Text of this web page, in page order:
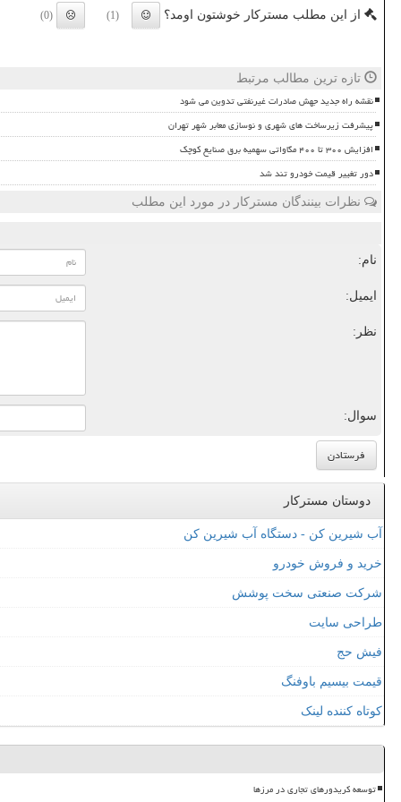
از این مطلب مسترکار خوشتون اومد؟ (1)
(0)
تازه ترین مطالب مرتبط
نقشه راه جدید جهش صادرات غیرنفتی تدوین می شود
پیشرفت زیرساخت های شهری و نوسازی معابر شهر تهران
افزایش ۳۰۰ تا ۴۰۰ مگاواتی سهمیه برق صنایع کوچک
دور تغییر قیمت خودرو تند شد
نظرات بینندگان مسترکار در مورد این مطلب
نام:
ایمیل:
نظر:
سوال:
دوستان مسترکار
آب شیرین کن - دستگاه آب شیرین کن
خرید و فروش خودرو
شرکت صنعتی سخت پوشش
طراحی سایت
فیش حج
قیمت بیسیم باوفنگ
کوتاه کننده لینک
توسعه کریدورهای تجاری در مرزها